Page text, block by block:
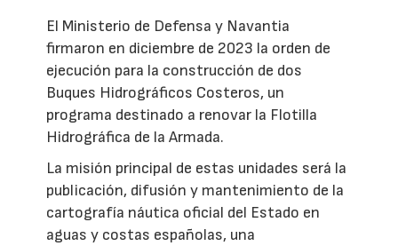
El Ministerio de Defensa y Navantia
firmaron en diciembre de 2023 la orden de
ejecución para la construcción de dos
Buques Hidrográficos Costeros, un
programa destinado a renovar la Flotilla
Hidrográfica de la Armada.
La misión principal de estas unidades será la
publicación, difusión y mantenimiento de la
cartografía náutica oficial del Estado en
aguas y costas españolas, una